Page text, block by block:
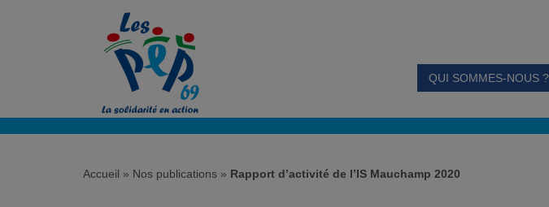
QUI SOMMES-NOUS ?
Accueil » Nos publications » Rapport d’activité de l’IS Mauchamp 2020